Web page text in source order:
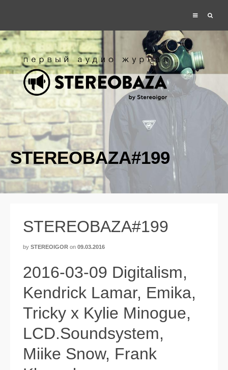
STEREOBAZA#199
STEREOBAZA#199
by STEREOIGOR on 09.03.2016
2016-03-09 Digitalism,
Kendrick Lamar, Emika,
Tricky x Kylie Minogue,
LCD.Soundsystem,
Miike Snow, Frank